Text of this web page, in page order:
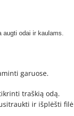
augti odai ir kaulams.
garuose.
traškią odą.
ir išplėšti filė